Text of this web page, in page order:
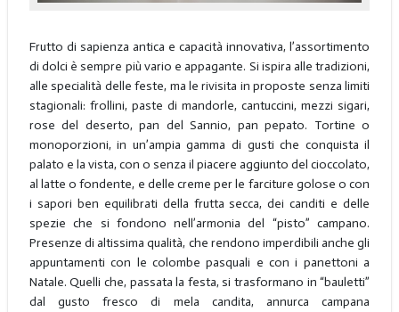
Frutto di sapienza antica e capacità innovativa, l’assortimento
di dolci è sempre più vario e appagante. Si ispira alle tradizioni,
alle specialità delle feste, ma le rivisita in proposte senza limiti
stagionali: frollini, paste di mandorle, cantuccini, mezzi sigari,
rose del deserto, pan del Sannio, pan pepato. Tortine o
monoporzioni, in un’ampia gamma di gusti che conquista il
palato e la vista, con o senza il piacere aggiunto del cioccolato,
al latte o fondente, e delle creme per le farciture golose o con
i sapori ben equilibrati della frutta secca, dei canditi e delle
spezie che si fondono nell’armonia del “pisto” campano.
Presenze di altissima qualità, che rendono imperdibili anche gli
appuntamenti con le colombe pasquali e con i panettoni a
Natale. Quelli che, passata la festa, si trasformano in “bauletti”
dal gusto fresco di mela candita, annurca campana